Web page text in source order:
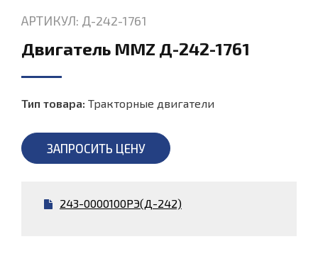
АРТИКУЛ: Д-242-1761
Двигатель MMZ Д-242-1761
Тип товара: Тракторные двигатели
ЗАПРОСИТЬ ЦЕНУ
243-0000100РЭ(Д-242)